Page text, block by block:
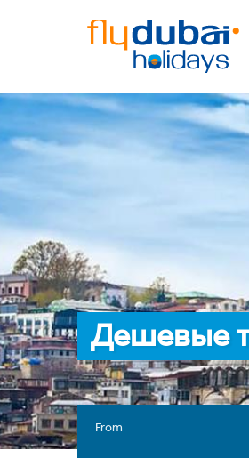
Дешевые
From